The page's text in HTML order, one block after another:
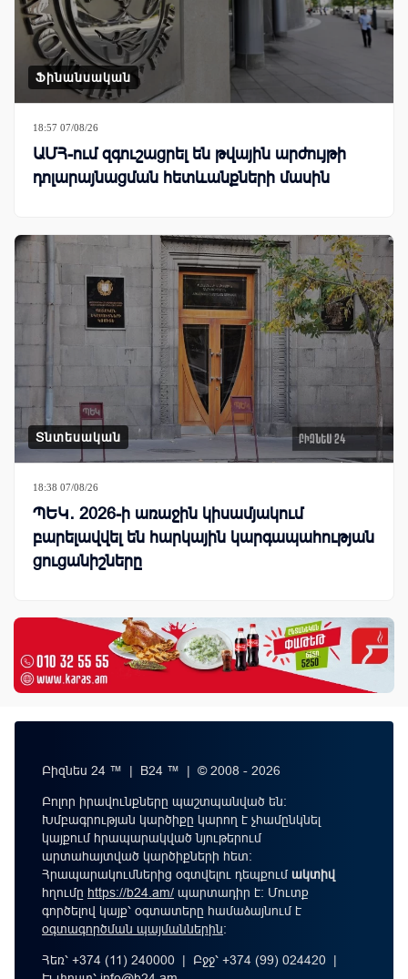
Ֆինանսական
18:57 07/08/26
ԱՄՀ-ում զգուշացրել են թվային արժույթի
դոլարայնացման հետևանքների մասին
Տնտեսական
18:38 07/08/26
ՊԵԿ․ 2026-ի առաջին կիսամյակում
բարելավվել են հարկային կարգապահության
ցուցանիշները
Բիզնես 24 ™ | B24 ™ | © 2008 - 2026
Բոլոր իրավունքները պաշտպանված են:
Խմբագրության կարծիքը կարող է չհամընկնել
կայքում հրապարակված նյութերում
արտահայտված կարծիքների հետ:
Հրապարակումներից օգտվելու դեպքումակտիվ
հղումը https://b24.am/ պարտադիր է: Մուտք
գործելով կայք՝ օգտատերը համաձայնում է
օգտագործման պայմաններին։
Հեռ՝ +374 (11) 240000 | Բջջ՝ +374 (99) 024420 |